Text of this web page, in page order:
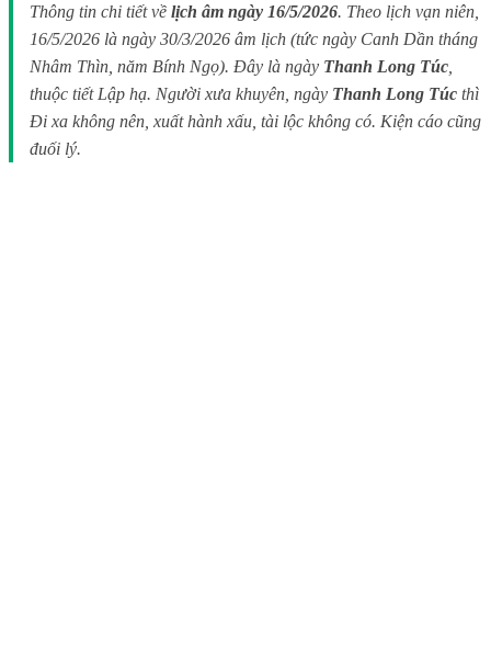
Thông tin chi tiết về lịch âm ngày 16/5/2026. Theo lịch vạn niên,
16/5/2026 là ngày 30/3/2026 âm lịch (tức ngày Canh Dần tháng
Nhâm Thìn, năm Bính Ngọ). Đây là ngày Thanh Long Túc
thuộc tiết Lập hạ. Người xưa khuyên, ngày Thanh Long Túc thì
Đi xa không nên, xuất hành xấu, tài lộc không có. Kiện cáo cũng
đuối lý.